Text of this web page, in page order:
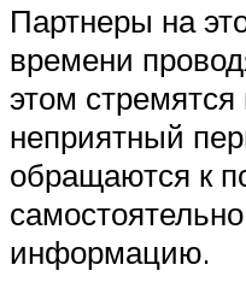
Партнеры на
времени
этом
неприятный
обращаются к
информацию.